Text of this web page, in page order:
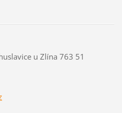
u Zlína 763 51